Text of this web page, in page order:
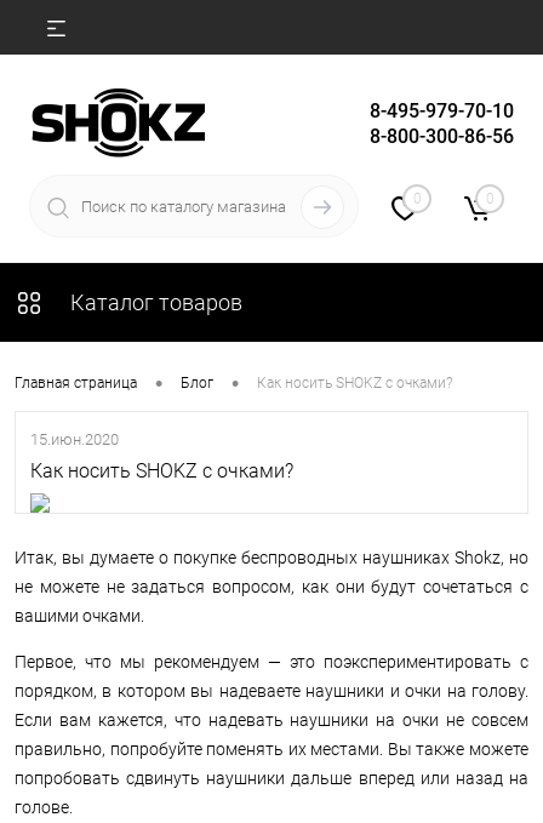
8-495-979-70-10
8-800-300-86-56
0 0
Каталог товаров
Главная страница • Блог • Как носить SHOKZ с очками?
15.июн.2020
Как носить SHOKZ с очками?
Итак, вы думаете о покупке беспроводных наушниках Shokz, но
не можете не задаться вопросом, как они будут сочетаться с
вашими очками.
Первое, что мы рекомендуем — это поэкспериментировать с
порядком, в котором вы надеваете наушники и очки на голову.
Если вам кажется, что надевать наушники на очки не совсем
правильно, попробуйте поменять их местами. Вы также можете
попробовать сдвинуть наушники дальше вперед или назад на
голове.